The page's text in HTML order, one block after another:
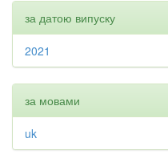
за датою випуску
2021
за мовами
uk